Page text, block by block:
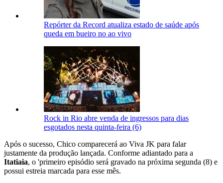
Repórter da Record atualiza estado de saúde após
queda em bueiro no ao vivo
Rock in Rio abre venda de ingressos para dias
esgotados nesta quinta-feira (6)
Após o sucesso, Chico comparecerá ao Viva JK para falar
justamente da produção lançada. Conforme adiantado para a
Itatiaia, o 'primeiro episódio será gravado na próxima segunda (8) e
possui estreia marcada para esse mês.